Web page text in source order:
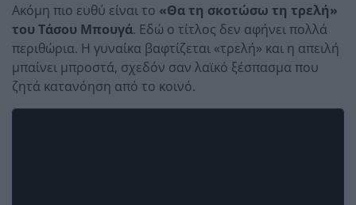
Ακόμη πιο ευθύ είναι το «Θα τη σκοτώσω τη τρελή»
του Τάσου Μπουγά. Εδώ ο τίτλος δεν αφήνει πολλά
περιθώρια. Η γυναίκα βαφτίζεται «τρελή» και η απειλή
μπαίνει μπροστά, σχεδόν σαν λαϊκό ξέσπασμα που
ζητά κατανόηση από το κοινό.